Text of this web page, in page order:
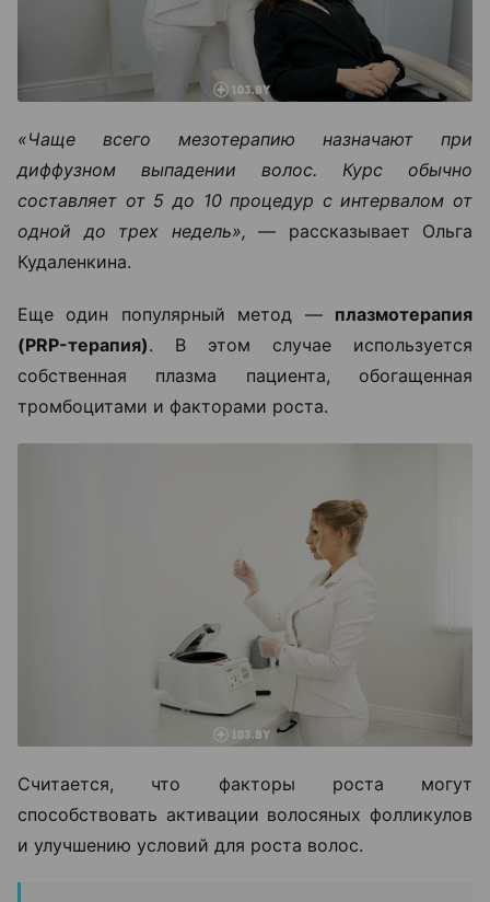
«Чаще всего мезотерапию назначают при
диффузном выпадении волос. Курс обычно
составляет от 5 до 10 процедур с интервалом от
одной до трех недель», — рассказывает Ольга
Кудаленкина.
Еще один популярный метод — плазмотерапия
(PRP-терапия). В этом случае используется
собственная плазма пациента, обогащенная
тромбоцитами и факторами роста.
Считается, что факторы роста могут
способствовать активации волосяных фолликулов
и улучшению условий для роста волос.